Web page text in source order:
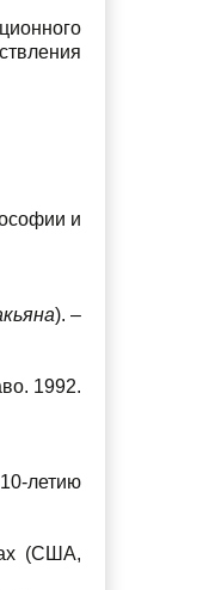
и
). –
1992.
летию
(США,